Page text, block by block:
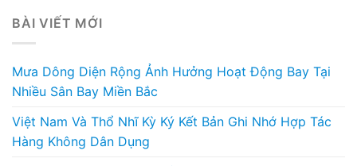
BÀI VIẾT MỚI
Mưa Dông Diện Rộng Ảnh Hưởng Hoạt Động Bay Tại
Nhiều Sân Bay Miền Bắc
Việt Nam Và Thổ Nhĩ Kỳ Ký Kết Bản Ghi Nhớ Hợp Tác
Hàng Không Dân Dụng